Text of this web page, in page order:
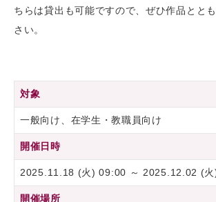
ちらは貸出も可能ですので、ぜひ作品とと
さい。
対象
一般向け、在学生・教職員向け
開催日時
2025.11.18 (火) 09:00 ～ 2025.12.02 (
開催場所